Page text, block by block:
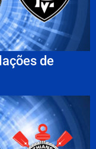
de